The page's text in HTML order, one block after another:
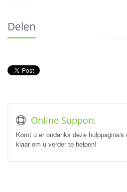
Delen
Online Support
Komt u er ondanks deze
klaar om u verder te helpen!